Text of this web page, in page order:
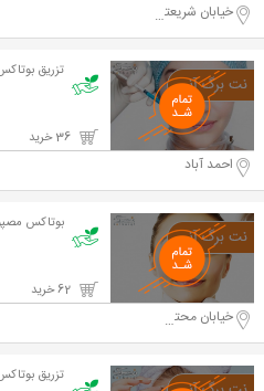
خیابان شریعتی - خیابان ظفر
تزریق
احمد آباد
بوتاکس
خیابان محتشم کاشانی
تزریق